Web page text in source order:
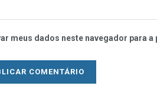
meus dados neste navegador para